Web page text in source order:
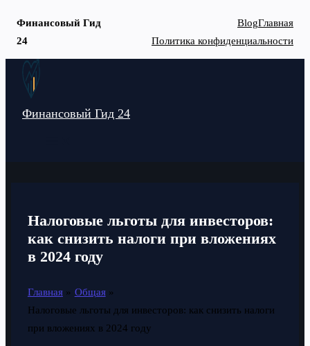
Финансовый Гид
24
BlogГлавная
Политика конфиденциальности
Перейти
Финансовый Гид 24
Налоговые льготы для инвесторов:
как снизить налоги при вложениях
в 2024 году
Главная
Общая
Налоговые льготы для инвесторов: как снизить налоги
при вложениях в 2024 году